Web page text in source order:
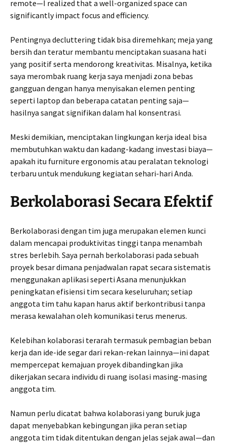
remote—I realized that a well-organized space can
significantly impact focus and efficiency.
Pentingnya decluttering tidak bisa diremehkan; meja yang
bersih dan teratur membantu menciptakan suasana hati
yang positif serta mendorong kreativitas. Misalnya, ketika
saya merombak ruang kerja saya menjadi zona bebas
gangguan dengan hanya menyisakan elemen penting
seperti laptop dan beberapa catatan penting saja—
hasilnya sangat signifikan dalam hal konsentrasi.
Meski demikian, menciptakan lingkungan kerja ideal bisa
membutuhkan waktu dan kadang-kadang investasi biaya—
apakah itu furniture ergonomis atau peralatan teknologi
terbaru untuk mendukung kegiatan sehari-hari Anda.
Berkolaborasi Secara Efektif
Berkolaborasi dengan tim juga merupakan elemen kunci
dalam mencapai produktivitas tinggi tanpa menambah
stres berlebih. Saya pernah berkolaborasi pada sebuah
proyek besar dimana penjadwalan rapat secara sistematis
menggunakan aplikasi seperti Asana menunjukkan
peningkatan efisiensi tim secara keseluruhan; setiap
anggota tim tahu kapan harus aktif berkontribusi tanpa
merasa kewalahan oleh komunikasi terus menerus.
Kelebihan kolaborasi terarah termasuk pembagian beban
kerja dan ide-ide segar dari rekan-rekan lainnya—ini dapat
mempercepat kemajuan proyek dibandingkan jika
dikerjakan secara individu di ruang isolasi masing-masing
anggota tim.
Namun perlu dicatat bahwa kolaborasi yang buruk juga
dapat menyebabkan kebingungan jika peran setiap
anggota tim tidak ditentukan dengan jelas sejak awal—dan